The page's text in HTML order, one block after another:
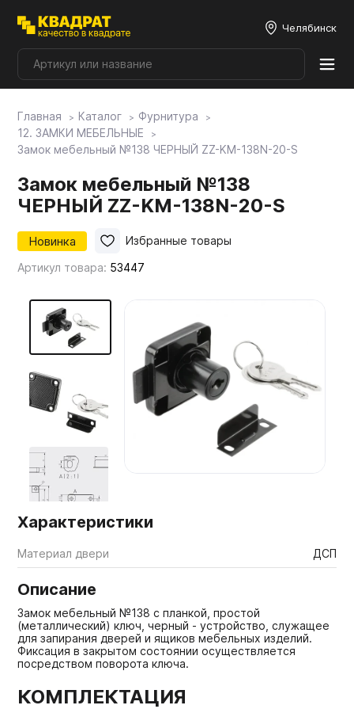
Челябинск
Плитные материалы
Мой ЭГГЕР
Фасады
Мебельные образцы, каталоги
Главная Каталог
Фурнитура
12. ЗАМКИ МЕБЕЛЬНЫЕ
Замок мебельный №138 ЧЕРНЫЙ ZZ-KM-138N-20-S
Замок мебельный №138
ЧЕРНЫЙ ZZ-KM-138N-20-S
Новинка
Артикул товара: 53447
Избранные товары
Характеристики
Материал двери ДСП
Описание
Замок мебельный №138 с планкой, простой
(металлический) ключ, черный - устройство, служащее
для запирания дверей и ящиков мебельных изделий.
Фиксация в закрытом состоянии осуществляется
посредством поворота ключа.
КОМПЛЕКТАЦИЯ